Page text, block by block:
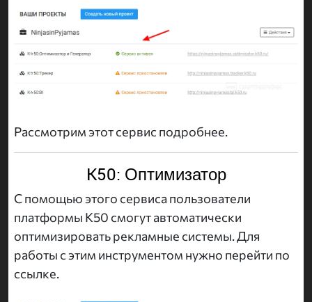
Рассмотрим этот сервис подробнее.
K50: Оптимизатор
С помощью этого сервиса пользователи
платформы K50 смогут автоматически
оптимизировать рекламные системы. Для
работы с этим инструментом нужно перейти по
ссылке.